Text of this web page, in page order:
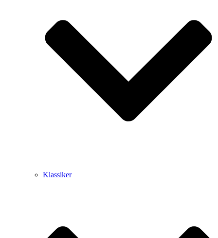
Klassiker